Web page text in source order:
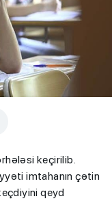
keçirilib.
imtahanın çətin
qeyd